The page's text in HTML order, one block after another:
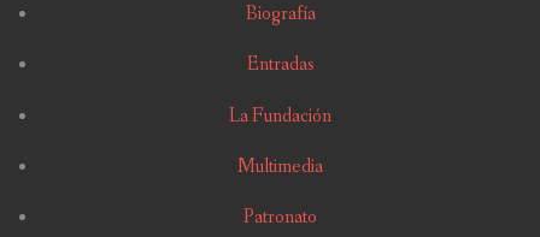
Biografía
Entradas
La Fundación
Multimedia
Patronato